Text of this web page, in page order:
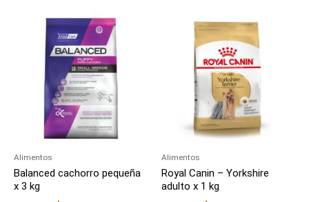
Alimentos
Balanced cachorro pequeña
x 3 kg
Alimentos
Royal Canin – Yorkshire
adulto x 1 kg